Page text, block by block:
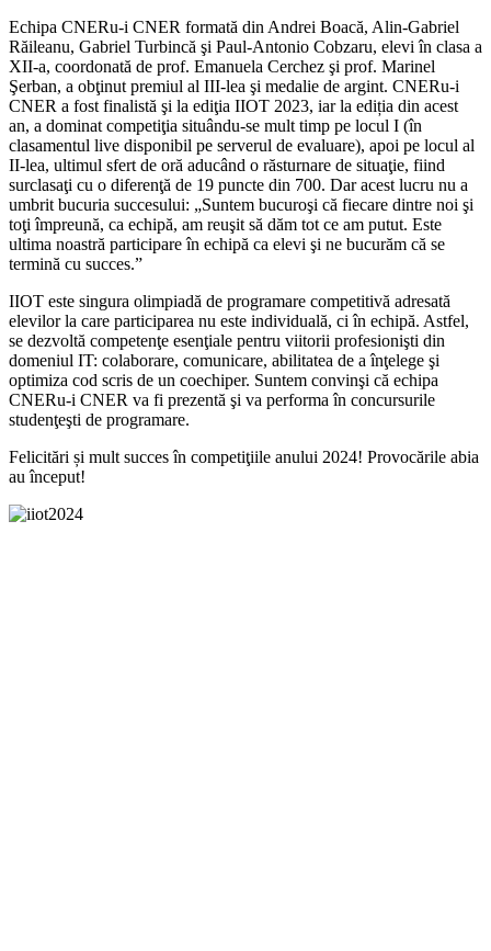
Echipa CNERu-i CNER formată din Andrei Boacă, Alin-Gabriel
Răileanu, Gabriel Turbincă şi Paul-Antonio Cobzaru, elevi în clasa a
XII-a, coordonată de prof. Emanuela Cerchez şi prof. Marinel
Şerban, a obţinut premiul al III-lea şi medalie de argint. CNERu-i
CNER a fost finalistă şi la ediţia IIOT 2023, iar la ediția din acest
an, a dominat competiţia situându-se mult timp pe locul I (în
clasamentul live disponibil pe serverul de evaluare), apoi pe locul al
II-lea, ultimul sfert de oră aducând o răsturnare de situaţie, fiind
surclasaţi cu o diferenţă de 19 puncte din 700. Dar acest lucru nu a
umbrit bucuria succesului: „Suntem bucuroşi că fiecare dintre noi şi
toţi împreună, ca echipă, am reuşit să dăm tot ce am putut. Este
ultima noastră participare în echipă ca elevi şi ne bucurăm că se
termină cu succes.”
IIOT este singura olimpiadă de programare competitivă adresată
elevilor la care participarea nu este individuală, ci în echipă. Astfel,
se dezvoltă competenţe esenţiale pentru viitorii profesionişti din
domeniul IT: colaborare, comunicare, abilitatea de a înţelege şi
optimiza cod scris de un coechiper. Suntem convinşi că echipa
CNERu-i CNER va fi prezentă şi va performa în concursurile
studenţeşti de programare.
Felicitări și mult succes în competiţiile anului 2024! Provocările abia
au început!